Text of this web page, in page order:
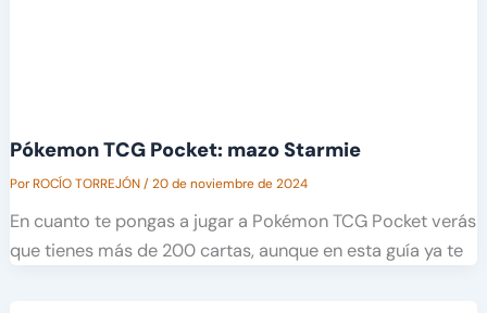
Pókemon TCG Pocket: mazo Starmie
PorROCÍO TORREJÓN/20 de noviembre de 2024
En cuanto te pongas a jugar a Pokémon TCG Pocket verás
que tienes más de 200 cartas, aunque en esta guía ya te